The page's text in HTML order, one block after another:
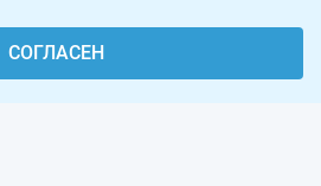
СОГЛАСЕН